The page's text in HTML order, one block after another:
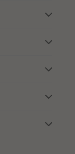
max.
max.1